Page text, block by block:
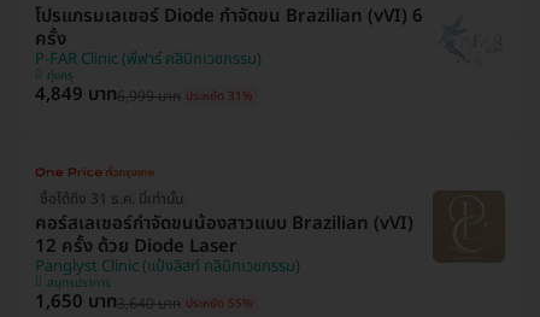
โปรแกรมเลเซอร์ Diode กำจัดขน Brazilian (vVI) 6
ครั้ง
P-FAR Clinic (พีฟาร์ คลินิกเวชกรรม)
ทุ่งครุ
4,849 บาท6,999 บาท ประหยัด 31%
ซื้อได้ถึง 31 ธ.ค. นี้เท่านั้น
คอร์สเลเซอร์กำจัดขนน้องสาวแบบ Brazilian (vVI)
12 ครั้ง ด้วย Diode Laser
Panglyst Clinic (แป้งลิสท์ คลินิกเวชกรรม)
สมุทรปราการ
1,650 บาท3,640 บาท ประหยัด 55%